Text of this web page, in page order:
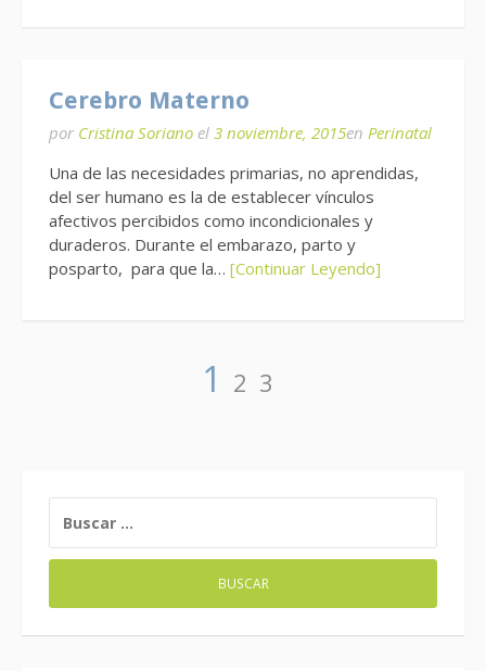
Cerebro Materno
por Cristina Soriano el 3 noviembre, 2015en Perinatal
Una de las necesidades primarias, no aprendidas,
del ser humano es la de establecer vínculos
afectivos percibidos como incondicionales y
duraderos. Durante el embarazo, parto y
posparto, para que la… [Continuar Leyendo]
Página
1 Página
2 Página
3